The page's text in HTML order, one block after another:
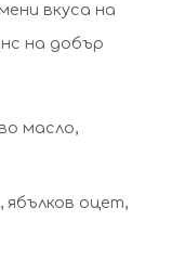
вкуса на
на добър
масло,
ябълков оцет,